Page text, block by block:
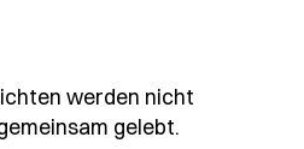
werden nicht
gelebt.